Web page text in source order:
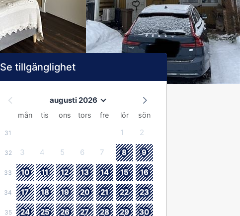
Se tillgänglighet
augusti 2026
mån tis ons tors fre lör sön
31 1 2
32 3 4 5 6 7 8 9
33 10 11 12 13 14 15 16
34 17 18 19 20 21 22 23
35 24 25 26 27 28 29 30